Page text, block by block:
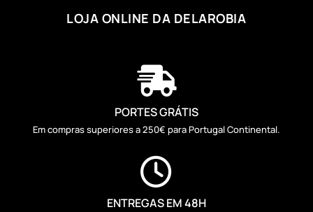
LOJA ONLINE DA DELAROBIA

PORTES GRÁTIS
Em compras superiores a 250€ para Portugal Continental.

ENTREGAS EM 48H